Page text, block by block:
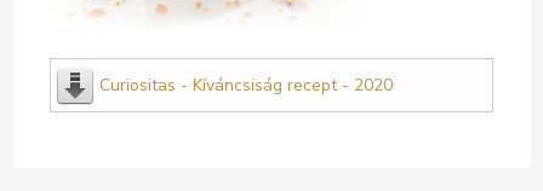
Curiositas - Kíváncsiság recept - 2020